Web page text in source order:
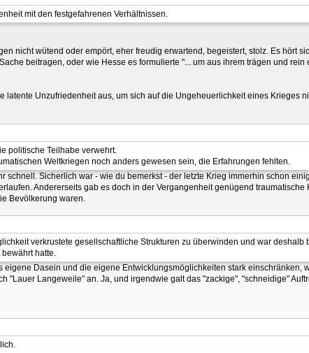
mit den festgefahrenen Verhältnissen.
nicht wütend oder empört, eher freudig erwartend, begeistert, stolz. Es hört
beitragen, oder wie Hesse es formulierte "... um aus ihrem trägen und
latente Unzufriedenheit aus, um sich auf die Ungeheuerlichkeit eines Krieges
politische Teilhabe verwehrt.
Weltkriegen noch anders gewesen sein, die Erfahrungen fehlten.
schnell. Sicherlich war - wie du bemerkst - der letzte Krieg immerhin schon
Andererseits gab es doch in der Vergangenheit genügend
Bevölkerung waren.
verkrustete gesellschaftliche Strukturen zu überwinden und war deshalb
hatte.
eigene Dasein und die eigene Entwicklungsmöglichkeiten stark einschränken,
"Lauer Langeweile" an. Ja, und irgendwie galt das "zackige", "schneidige"